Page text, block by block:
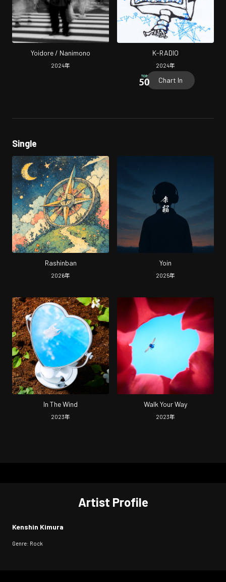
Yoidore / Nanimono
2024年
K-RADIO
2024年
Chart In
Single
Rashinban
2026年
Yoin
2025年
In The Wind
2023年
Walk Your Way
2023年
Artist Profile
Kenshin Kimura
Genre: Rock